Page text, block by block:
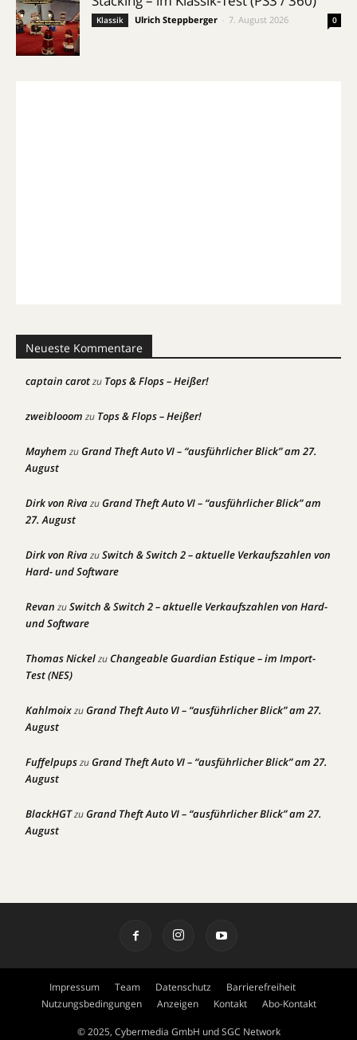
Klassik Ulrich Steppberger 7. August 2026 0
Neueste Kommentare
captain carotzu Tops & Flops – Heißer!
zweiblooom zu Tops & Flops – Heißer!
Mayhem zuGrand Theft Auto VI – “ausführlicher Blick” am 27.
August
Dirk von RivazuGrand Theft Auto VI – “ausführlicher Blick” am
27. August
Dirk von RivazuSwitch & Switch 2 – aktuelle Verkaufszahlen von
Hard- und Software
Revan zuSwitch & Switch 2 – aktuelle Verkaufszahlen von Hard-
und Software
Thomas NickelzuChangeable Guardian Estique – im Import-
Test (NES)
KahlmoixzuGrand Theft Auto VI – “ausführlicher Blick” am 27.
August
FuffelpupszuGrand Theft Auto VI – “ausführlicher Blick” am 27.
August
BlackHGTzuGrand Theft Auto VI – “ausführlicher Blick” am 27.
August
Impressum Team Datenschutz
Barrierefreiheit
Nutzungsbedingungen
Anzeigen Kontakt Abo-Kontakt
© 2025, Cybermedia GmbH und SGC Network